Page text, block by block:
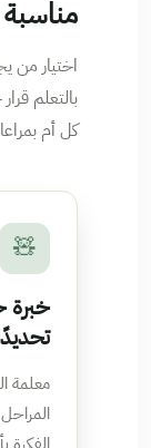
اختيار
بالتعلم
كل أم
🧸
خبرة
معلمة